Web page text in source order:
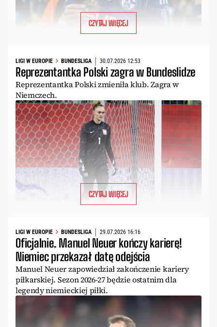
CZYTAJ WIĘCEJ
LIGI W EUROPIE BUNDESLIGA 30.07.2026 12:53
Reprezentantka Polski zagra w Bundeslidze
Reprezentantka Polski zmieniła klub. Zagra w
Niemczech.
CZYTAJ WIĘCEJ
LIGI W EUROPIE BUNDESLIGA 29.07.2026 16:16
Oficjalnie. Manuel Neuer kończy karierę!
Niemiec przekazał datę odejścia
Manuel Neuer zapowiedział zakończenie kariery
piłkarskiej. Sezon 2026-27 będzie ostatnim dla
legendy niemieckiej piłki.